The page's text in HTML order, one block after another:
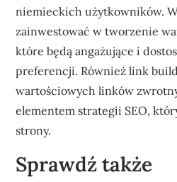
niemieckich użytkowników.
zainwestować w tworzenie
które będą angażujące i
preferencji. Również link
wartościowych linków
elementem strategii SEO,
strony.
Sprawdź także